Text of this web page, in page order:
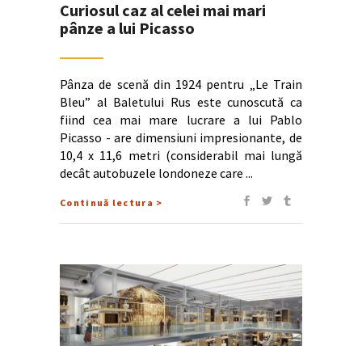
Curiosul caz al celei mai mari
pânze a lui Picasso
Pânza de scenă din 1924 pentru „Le Train
Bleu” al Baletului Rus este cunoscută ca
fiind cea mai mare lucrare a lui Pablo
Picasso - are dimensiuni impresionante, de
10,4 x 11,6 metri (considerabil mai lungă
decât autobuzele londoneze care
Continuă lectura >